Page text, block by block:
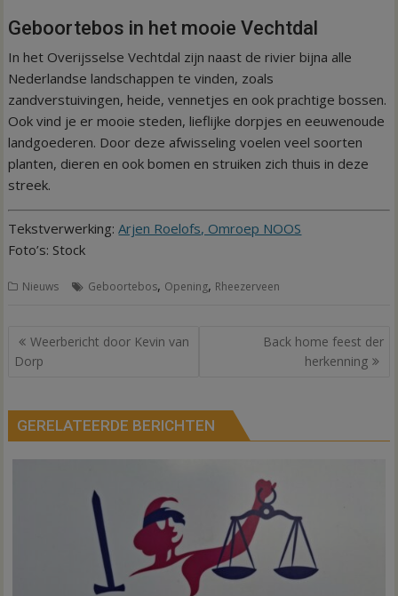
Geboortebos in het mooie Vechtdal
In het Overijsselse Vechtdal zijn naast de rivier bijna alle
Nederlandse landschappen te vinden, zoals
zandverstuivingen, heide, vennetjes en ook prachtige bossen.
Ook vind je er mooie steden, lieflijke dorpjes en eeuwenoude
landgoederen. Door deze afwisseling voelen veel soorten
planten, dieren en ook bomen en struiken zich thuis in deze
streek.
Tekstverwerking:Arjen Roelofs, Omroep NOOS
Foto’s: Stock
Nieuws Geboortebos, Opening, Rheezerveen
Bericht
navigatie
Weerbericht door Kevin van
Dorp
Back home feest der
herkenning
GERELATEERDE BERICHTEN